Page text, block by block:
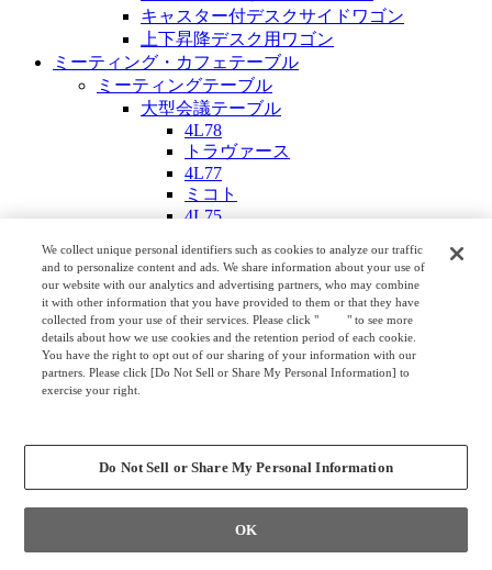
キャスター付デスクサイドワゴン
上下昇降デスク用ワゴン
ミーティング・カフェテーブル
ミーティングテーブル
大型会議テーブル
4L78
トラヴァース
4L77
ミコト
4L75
プリシード ミーティングテーブル
ラティオ Ⅲ
4L74
中型会議テーブル
4L54
トラヴァース サテライト
ワンエムエム
小型会議テーブル
ユニティ
ブレスタ
We collect unique personal identifiers such as cookies to analyze our traffic
and to personalize content and ads. We share information about your use of
our website with our analytics and advertising partners, who may combine
it with other information that you have provided to them or that they have
collected from your use of their services. Please click "
here" to see more
details about how we use cookies and the retention period of each cookie.
You have the right to opt out of our sharing of your information with our
partners. Please click [Do Not Sell or Share My Personal Information] to
exercise your right.
Do Not Sell or Share My Personal Information
OK